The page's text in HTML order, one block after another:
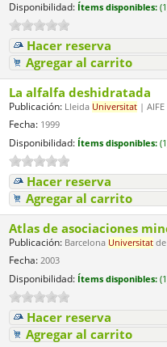
Disponibilidad: Ítems disponibles:
Hacer reserva
Agregar al carrito
La alfalfa deshidratada
Publicación: Lleida Universitat |
Fecha: 1999
Disponibilidad: Ítems disponibles:
Hacer reserva
Agregar al carrito
Atlas de asociaciones
Publicación: Barcelona Universitat
Fecha: 2003
Disponibilidad: Ítems disponibles:
Hacer reserva
Agregar al carrito